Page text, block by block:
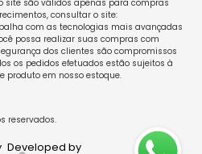
site são válidos apenas para compras
consultar o site:
com as tecnologias mais avançadas
possa realizar suas compras com
dos clientes são compromissos
os pedidos efetuados estão sujeitos à
produto em nosso estoque.
reservados.
Developed by